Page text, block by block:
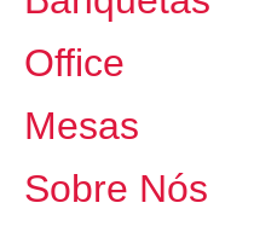
Office
Mesas
Sobre Nós